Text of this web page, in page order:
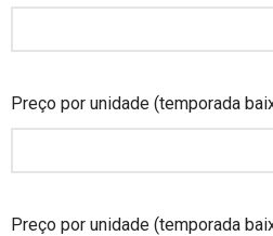
Preço por unidade (temporada
Preço por unidade (temporada